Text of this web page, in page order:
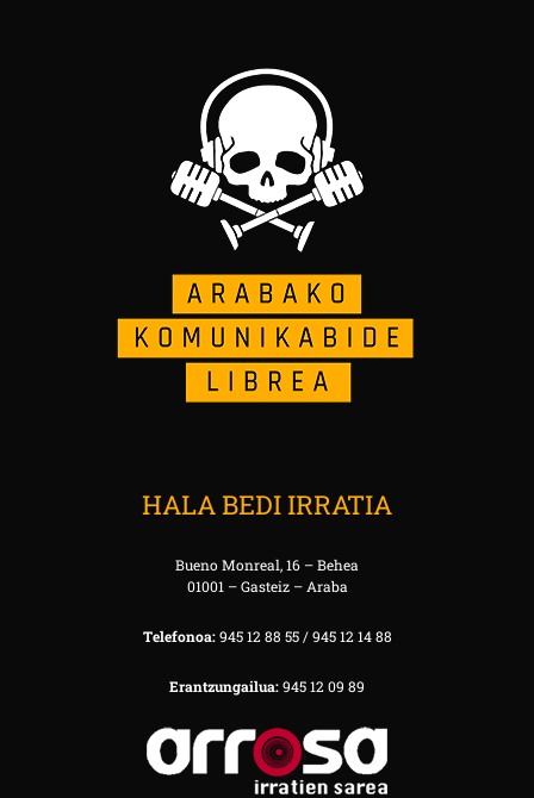
HALA BEDI IRRATIA
Bueno Monreal, 16 – Behea
01001 – Gasteiz – Araba
Telefonoa:945 12 88 55 / 945 12 14 88
Erantzungailua:945 12 09 89